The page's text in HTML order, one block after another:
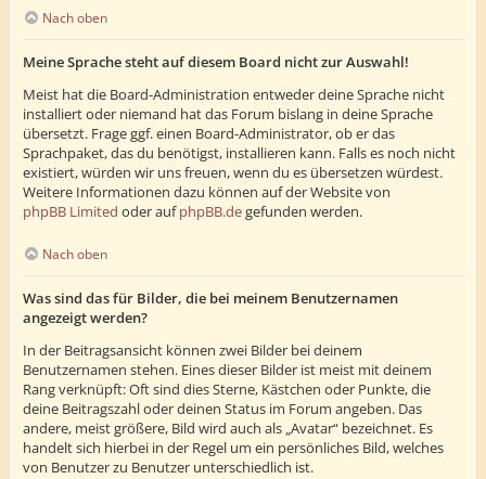
Nach oben
Meine Sprache steht auf diesem Board nicht zur Auswahl!
Meist hat die Board-Administration entweder deine Sprache nicht
installiert oder niemand hat das Forum bislang in deine Sprache
übersetzt. Frage ggf. einen Board-Administrator, ob er das
Sprachpaket, das du benötigst, installieren kann. Falls es noch nicht
existiert, würden wir uns freuen, wenn du es übersetzen würdest.
Weitere Informationen dazu können auf der Website von
phpBB Limited oder aufphpBB.degefunden werden.
Nach oben
Was sind das für Bilder, die bei meinem Benutzernamen
angezeigt werden?
In der Beitragsansicht können zwei Bilder bei deinem
Benutzernamen stehen. Eines dieser Bilder ist meist mit deinem
Rang verknüpft: Oft sind dies Sterne, Kästchen oder Punkte, die
deine Beitragszahl oder deinen Status im Forum angeben. Das
andere, meist größere, Bild wird auch als „Avatar“ bezeichnet. Es
handelt sich hierbei in der Regel um ein persönliches Bild, welches
von Benutzer zu Benutzer unterschiedlich ist.